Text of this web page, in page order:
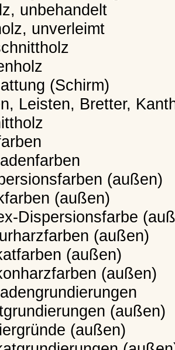
unbehandelt
unverleimt
(Schirm)
Leisten, Bretter,
(außen)
(außen)
Dispersionsfarbe
(außen)
(außen)
(außen)
(außen)
(außen)